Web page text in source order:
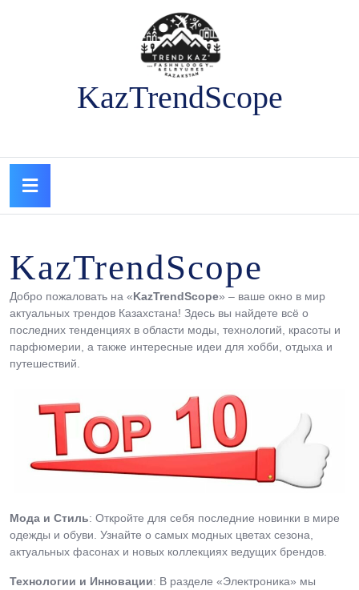
KazTrendScope
KazTrendScope
Добро пожаловать на «KazTrendScope» – ваше окно в мир
актуальных трендов Казахстана! Здесь вы найдете всё о
последних тенденциях в области моды, технологий, красоты и
парфюмерии, а также интересные идеи для хобби, отдыха и
путешествий.
Мода и Стиль: Откройте для себя последние новинки в мире
одежды и обуви. Узнайте о самых модных цветах сезона,
актуальных фасонах и новых коллекциях ведущих брендов.
Технологии и Инновации: В разделе «Электроника» мы